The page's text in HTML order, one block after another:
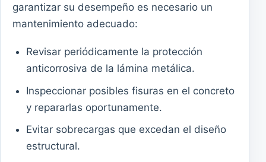
garantizar su desempeño es necesario un
mantenimiento adecuado:
Revisar periódicamente la protección
anticorrosiva de la lámina metálica.
Inspeccionar posibles fisuras en el concreto
y repararlas oportunamente.
Evitar sobrecargas que excedan el diseño
estructural.